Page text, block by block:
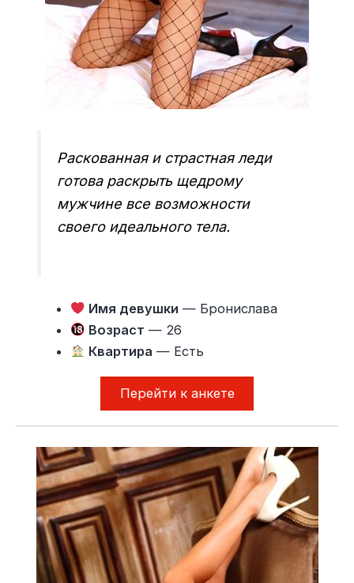
Раскованная и страстная леди
готова раскрыть щедрому
мужчине все возможности
своего идеального тела.
Имя девушки — Бронислава
Возраст — 26
Квартира — Есть
Перейти к анкете